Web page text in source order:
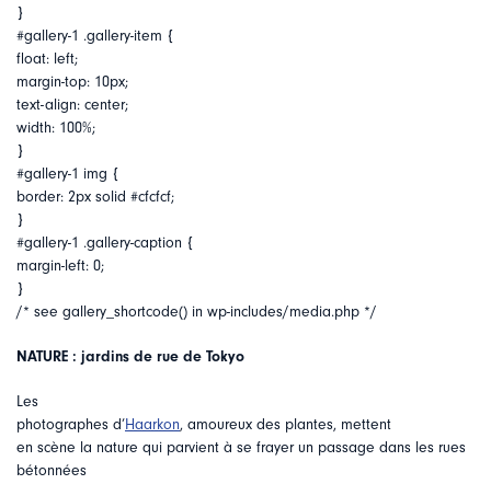
}
#gallery-1 .gallery-item {
float: left;
margin-top: 10px;
text-align: center;
width: 100%;
}
#gallery-1 img {
border: 2px solid #cfcfcf;
}
#gallery-1 .gallery-caption {
margin-left: 0;
}
/* see gallery_shortcode() in wp-includes/media.php */
NATURE : jardins de rue de Tokyo
Les
photographes d’Haarkon, amoureux des plantes, mettent
en scène la nature qui parvient à se frayer un passage dans les rues
bétonnées